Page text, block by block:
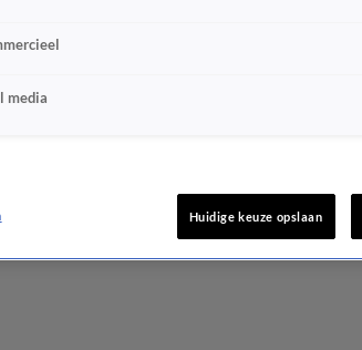
media
Huidige keuze opslaan